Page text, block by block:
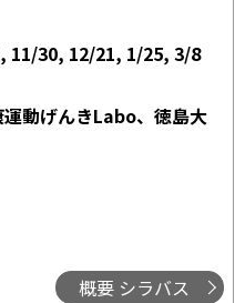
11/30, 12/21, 1/25, 3/8
動げんきLabo、徳島大
概要 シラバス